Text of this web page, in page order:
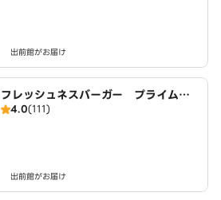
出前館がお届け
フレッシュネスバーガー プライムツ
リー赤池店
4.0(111)
出前館がお届け